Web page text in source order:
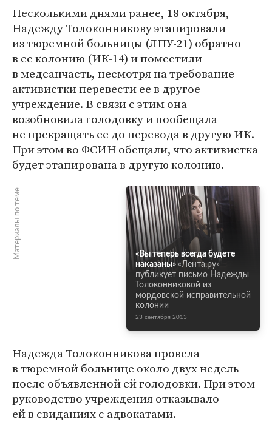
Несколькими днями ранее, 18 октября,
Надежду Толоконникову этапировали
из тюремной больницы (ЛПУ-21) обратно
в ее колонию (ИК-14) и поместили
в медсанчасть, несмотря на требование
активистки перевести ее в другое
учреждение. В связи с этим она
возобновила голодовку и пообещала
не прекращать ее до перевода в другую ИК.
При этом во ФСИН обещали, что активистка
будет этапирована в другую колонию.
Материалы по теме
«Вы теперь всегда будете
наказаны» «Лента.ру»
публикует письмо Надежды
Толоконниковой из
мордовской исправительной
колонии
23 сентября 2013
Надежда Толоконникова провела
в тюремной больнице около двух недель
после объявленной ей голодовки. При этом
руководство учреждения отказывало
ей в свиданиях с адвокатами.